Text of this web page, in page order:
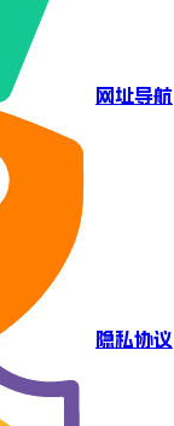
网址导航
隐私协议